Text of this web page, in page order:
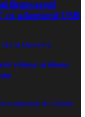
firmwareul
cu adaptorul USB
viteza si doua
Recomandat de Clubul